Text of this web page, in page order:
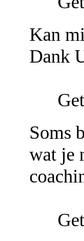
Kan
Dank
Soms
wat je